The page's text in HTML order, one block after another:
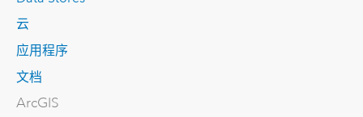
云
应用程序
文档
ArcGIS